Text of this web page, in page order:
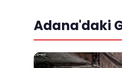
Adana'daki